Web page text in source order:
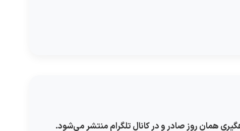
همان روز صادر و در کانال تلگرام منتشر می‌شود.